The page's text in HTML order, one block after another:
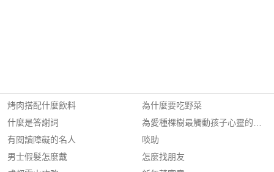
烤肉搭配什麼飲料
什麼是答謝詞
有閱讀障礙的名人
男士假髮怎麼戴
為什麼要吃野菜
為愛種棵樹最觸動孩子心靈的情感
啖助
怎麼找朋友